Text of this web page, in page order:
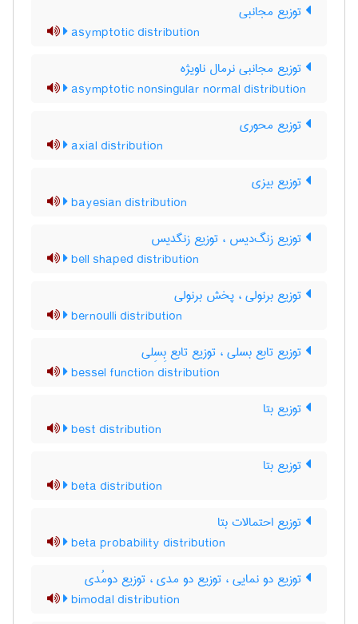
توزیع مجانبی
asymptotic distribution
توزیع مجانبی نرمال ناویژه
asymptotic nonsingular normal distribution
توزیع محوری
axial distribution
توزیع بیزی
bayesian distribution
توزیع زنگ‌دیس ، توزیع زنگدیس
bell shaped distribution
توزیع برنولی ، پخش برنولی
bernoulli distribution
توزیع تابع بسلی ، توزیع تابع بِسِلی
bessel function distribution
توزیع بتا
best distribution
توزیع بتا
beta distribution
توزیع احتمالات بتا
beta probability distribution
توزیع دو نمایی ، توزیع دو مدی ، توزیع دومُدی
bimodal distribution